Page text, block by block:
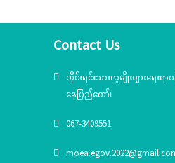
Contact Us
တိုင်းရင်းသားလူမျိုးများရေးရာ
နေပြည်တော်။
067-3409551